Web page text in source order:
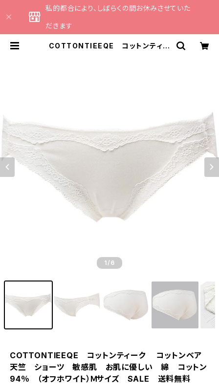
私的都合により、しばらくの間お休みさせていた
だきます
COTTONTIEEQE コットンティー
1 /6
COTTONTIEEQE コットンティーク コットンベア
天竺 ショーツ 敏感肌 お肌に優しい 綿 コットン
94％ （オフホワイト）Ｍサイズ SALE 送料無料